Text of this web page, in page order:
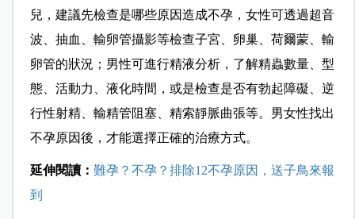
兒， 建議先檢查是哪些原因造成不孕，女性可透過超音
波、抽血、輸卵管攝影等檢查子宮、卵巢、荷爾蒙、輸
卵管的狀況；男性可進行精液分析，了解精蟲數量、型
態、活動力、液化時間，或是檢查是否有勃起障礙、逆
行性射精、輸精管阻塞、精索靜脈曲張等。男女性找出
不孕原因後，才能選擇正確的治療方式。
延伸閱讀： 難孕？不孕？排除12不孕原因，送子鳥來報
到